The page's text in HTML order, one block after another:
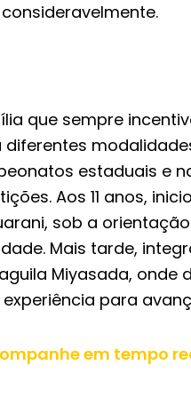
que sempre
estaduais e
Aos 11 anos,
sob a orientação
Mais tarde,
Miyasada, onde
para
em tempo